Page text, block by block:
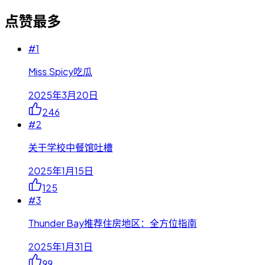
点赞最多
#1
Miss Spicy吃瓜
2025年3月20日
246
#2
关于学校中餐馆吐槽
2025年1月15日
125
#3
Thunder Bay推荐住房地区：全方位指南
2025年1月31日